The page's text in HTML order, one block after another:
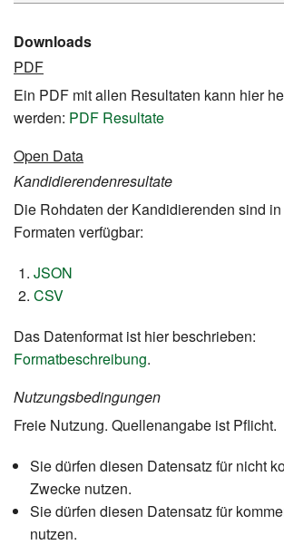
Downloads
PDF
Ein PDF mit allen Resultaten kann hier
werden: PDF Resultate
Open Data
Kandidierendenresultate
Die Rohdaten der Kandidierenden sind
Formaten verfügbar:
JSON
CSV
Das Datenformat ist hier beschrieben:
Formatbeschreibung.
Nutzungsbedingungen
Freie Nutzung. Quellenangabe ist Pflicht.
Sie dürfen diesen Datensatz für nicht
Zwecke nutzen.
Sie dürfen diesen Datensatz für
nutzen.